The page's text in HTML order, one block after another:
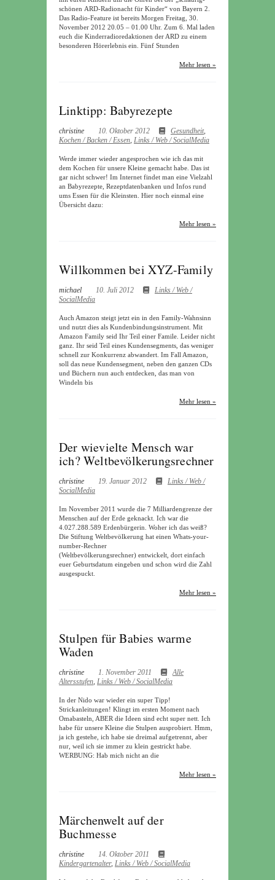
schönen ARD-Radionacht für Kinder“ von Bayern 2.
Das Radio-Feature ist bereits Morgen Freitag, 30.
November 2012 20.05 – 01.00 Uhr. Zum 6. Mal laden
euch die Kinderradioredaktionen der ARD zu einem
besonderen Hörerlebnis ein. Fünf Stunden
Mehr lesen »
Linktipp: Babyrezepte
christine 10. Oktober 2012 Gesundheit,
Kochen / Backen / Essen, Links / Web / SocialMedia
Werde immer wieder angesprochen wie ich das mit
dem Kochen für unsere Kleine gemacht habe. Das ist
gar nicht schwer! Im Internet findet man eine Vielzahl
an Babyrezepte, Rezeptdatenbanken und Infos rund
ums Essen für die Kleinsten. Hier noch einmal eine
Übersicht dazu:
Mehr lesen »
Willkommen bei XYZ-Family
michael 10. Juli 2012
Links / Web /
SocialMedia
Auch Amazon steigt jetzt ein in den Family-Wahnsinn
und nutzt dies als Kundenbindungsinstrument. Mit
Amazon Family seid Ihr Teil einer Famile. Leider nicht
ganz. Ihr seid Teil eines Kundensegments, das weniger
schnell zur Konkurrenz abwandert. Im Fall Amazon,
soll das neue Kundensegment, neben den ganzen CDs
und Büchern nun auch entdecken, das man von
Windeln bis
Mehr lesen »
Der wievielte Mensch war
ich? Weltbevölkerungsrechner
christine 19. Januar 2012
Links / Web /
SocialMedia
Im November 2011 wurde die 7 Milliardengrenze der
Menschen auf der Erde geknackt. Ich war die
4.027.288.589 Erdenbürgerin. Woher ich das weiß?
Die Stiftung Weltbevölkerung hat einen Whats-your-
number-Rechner
(Weltbevölkerungsrechner) entwickelt, dort einfach
euer Geburtsdatum eingeben und schon wird die Zahl
ausgespuckt.
Mehr lesen »
Stulpen für Babies warme
Waden
christine 1. November 2011
Alle
Altersstufen, Links / Web / SocialMedia
In der Nido war wieder ein super Tipp!
Strickanleitungen! Klingt im ersten Moment nach
Omabasteln, ABER die Ideen sind echt super nett. Ich
habe für unsere Kleine die Stulpen ausprobiert. Hmm,
ja ich gestehe, ich habe sie dreimal aufgetrennt, aber
nur, weil ich sie immer zu klein gestrickt habe.
WERBUNG: Hab mich nicht an die
Mehr lesen »
Märchenwelt auf der
Buchmesse
christine
14. Oktober 2011
Kindergartenalter, Links / Web / SocialMedia